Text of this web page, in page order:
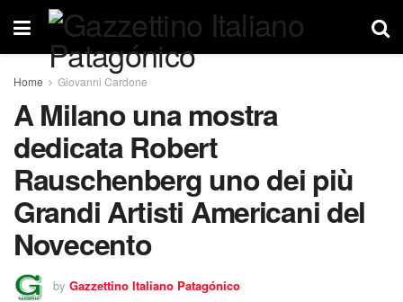
Home Giovanni Cardone
A Milano una mostra
dedicata Robert
Rauschenberg uno dei più
Grandi Artisti Americani del
Novecento
by Gazzettino Italiano Patagónico